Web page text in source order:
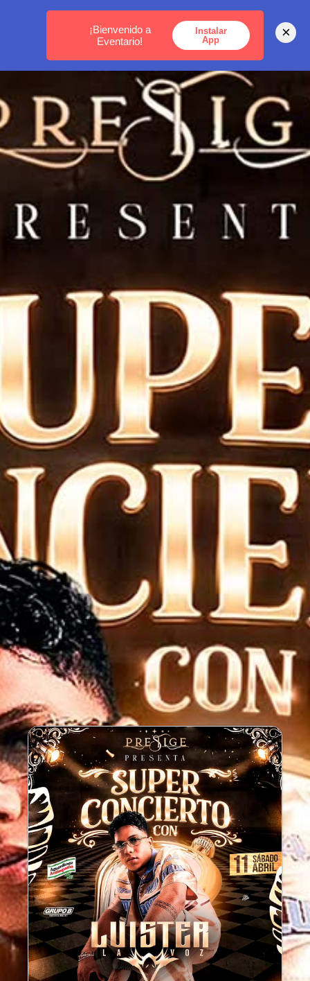
MEDELLÍN - BOGOTÁ - CARTAGENA
¡Bienvenido a
Eventario!
Instalar
App
×